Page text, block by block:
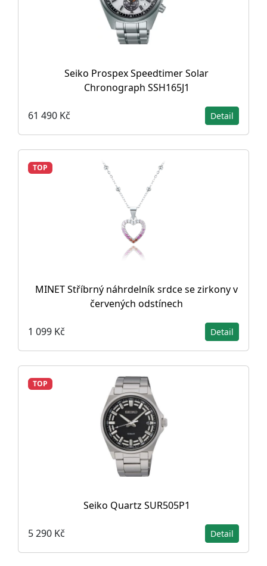
Seiko Prospex Speedtimer Solar
Chronograph SSH165J1
61 490 Kč Detail
TOP
MINET Stříbrný náhrdelník srdce se zirkony v
červených odstínech
1 099 Kč Detail
TOP
Seiko Quartz SUR505P1
5 290 Kč Detail